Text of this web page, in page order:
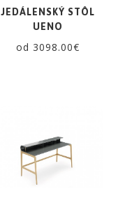
JEDÁLENSKÝ STÔL
UENO
od 3098.00€